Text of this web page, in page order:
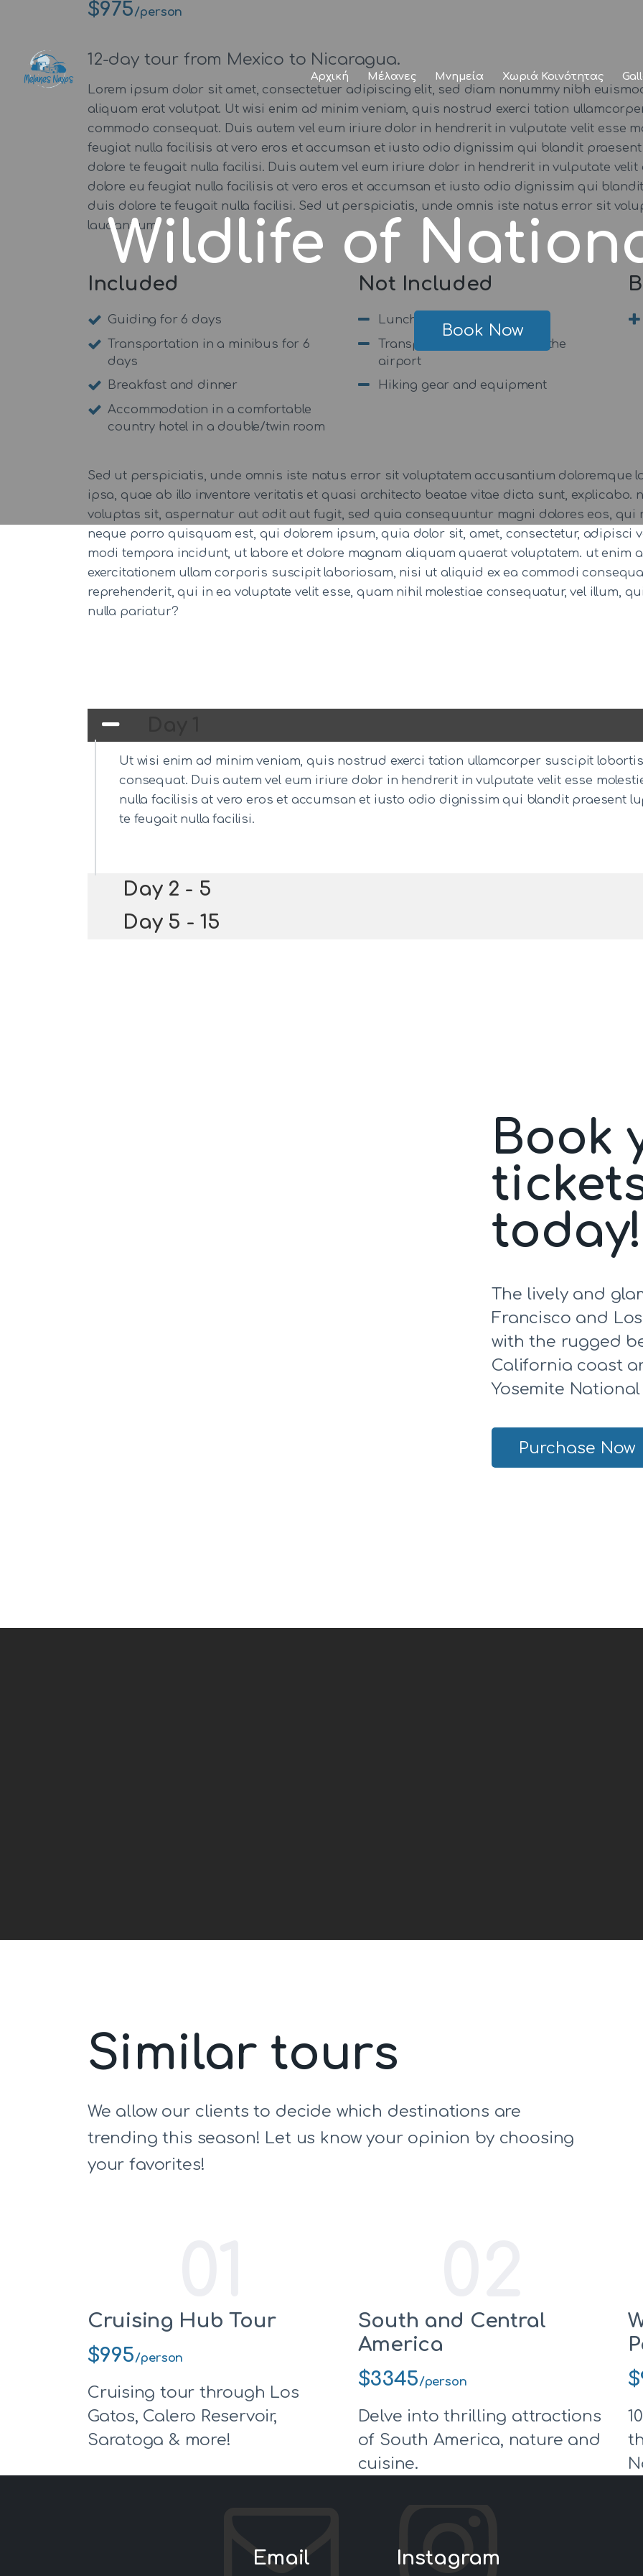
Αρχική Μέλανες Μνημεία Χωριά Κοινότητας
Wildlife of
Book Now
Μέλανες
Μνημεία
Χωριά
Κοινότητας
Gallery
$975/person
12-day tour from Mexico to Nicaragua.
Lorem ipsum dolor sit amet, consectetuer adipiscing elit, sed diam nonummy nibh
aliquam erat volutpat. Ut wisi enim ad minim veniam, quis nostrud exerci tation
commodo consequat. Duis autem vel eum iriure dolor in hendrerit in vulputate velit esse
feugiat nulla facilisis at vero eros et accumsan et iusto odio dignissim qui blandit
dolore te feugait nulla facilisi. Duis autem vel eum iriure dolor in hendrerit in vulputate velit
dolore eu feugiat nulla facilisis at vero eros et accumsan et iusto odio dignissim qui
duis dolore te feugait nulla facilisi. Sed ut perspiciatis, unde omnis iste natus error sit
laudantium.
Included
Guiding for 6 days
Transportation in a minibus for 6
days
Breakfast and dinner
Accommodation in a comfortable
country hotel in a double/twin room
Not Included
Lunch
Transportation to and from the
airport
Hiking gear and equipment
Sed ut perspiciatis, unde omnis iste natus error sit voluptatem accusantium doloremque
ipsa, quae ab illo inventore veritatis et quasi architecto beatae vitae dicta sunt, explicabo.
voluptas sit, aspernatur aut odit aut fugit, sed quia consequuntur magni dolores eos, qui
neque porro quisquam est, qui dolorem ipsum, quia dolor sit, amet, consectetur, adipisci
modi tempora incidunt, ut labore et dolore magnam aliquam quaerat voluptatem. ut enim
exercitationem ullam corporis suscipit laboriosam, nisi ut aliquid ex ea commodi
reprehenderit, qui in ea voluptate velit esse, quam nihil molestiae consequatur, vel illum,
nulla pariatur?
Ut wisi enim ad minim veniam, quis nostrud exerci tation ullamcorper suscipit
consequat. Duis autem vel eum iriure dolor in hendrerit in vulputate velit esse
nulla facilisis at vero eros et accumsan et iusto odio dignissim qui blandit praesent
te feugait nulla facilisi.
Day 2 - 5
Day 5 - 15
Book
today!
The lively and
Francisco and
with the rugged
California coast
Yosemite National
Purchase Now
Similar tours
We allow our clients to decide which destinations are
trending this season! Let us know your opinion by choosing
your favorites!
Cruising Hub Tour
$995/person
Cruising tour through Los
Gatos, Calero Reservoir,
Saratoga & more!
South and Central
America
$3345/person
Delve into thrilling attractions
of South America, nature and
cuisine.
Email Instagram